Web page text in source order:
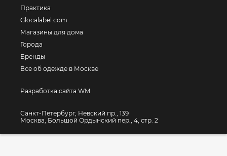
Практика
Glocalabel.com
Магазины для дома
Города
Бренды
Все об одежде в Москве
Разработка сайта WM
Санкт-Петербург, Невский пр., 139
Москва, Большой Ордынский пер., 4, стр. 2